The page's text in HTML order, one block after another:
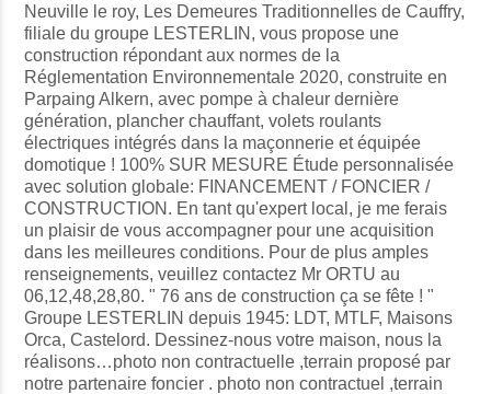
Neuville le roy, Les Demeures Traditionnelles de Cauffry,
filiale du groupe LESTERLIN, vous propose une
construction répondant aux normes de la
Réglementation Environnementale 2020, construite en
Parpaing Alkern, avec pompe à chaleur dernière
génération, plancher chauffant, volets roulants
électriques intégrés dans la maçonnerie et équipée
domotique ! 100% SUR MESURE Étude personnalisée
avec solution globale: FINANCEMENT / FONCIER /
CONSTRUCTION. En tant qu'expert local, je me ferais
un plaisir de vous accompagner pour une acquisition
dans les meilleures conditions. Pour de plus amples
renseignements, veuillez contactez Mr ORTU au
06,12,48,28,80. " 76 ans de construction ça se fête ! "
Groupe LESTERLIN depuis 1945: LDT, MTLF, Maisons
Orca, Castelord. Dessinez-nous votre maison, nous la
réalisons…photo non contractuelle ,terrain proposé par
notre partenaire foncier . photo non contractuel ,terrain